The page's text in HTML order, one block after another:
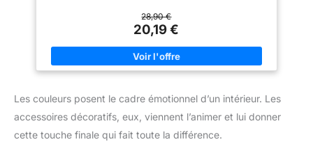
couche préalable grâce à sa formule ultra-couvrante Haute
Protection : ultra-couvrante et lessivable, cette peinture protège
vos boiseries jusqu'à 12 ans. Elle résiste aux chocs, aux
rayures et aux intempéries tout en garantissant la stabilité des
couleurs dans le temps, pour un bois durablement préservé en
toutes saisons Caractéristiques Techniques : dotée d'une
elle s'applique au rouleau à poils courts et au pinceau à
nettoyez et préparez le support à peindre, puis remuez la
peinture avant emploi. Appliquez-la régulièrement en deux
28,90 €
20,19 €
Les couleurs posent le cadre émotionnel d’un intérieur. Les
accessoires décoratifs, eux, viennent l’animer et lui donner
cette touche finale qui fait toute la différence.